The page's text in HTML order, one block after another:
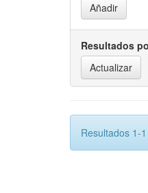
Resultados
Resultados 1-